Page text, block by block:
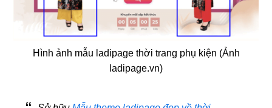
Hình ảnh mẫu ladipage thời trang phụ kiện (Ảnh
ladipage.vn)